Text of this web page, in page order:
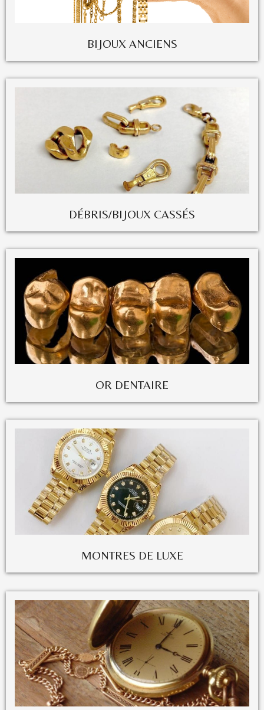
BIJOUX ANCIENS
DÉBRIS/BIJOUX CASSÉS
OR DENTAIRE
MONTRES DE LUXE